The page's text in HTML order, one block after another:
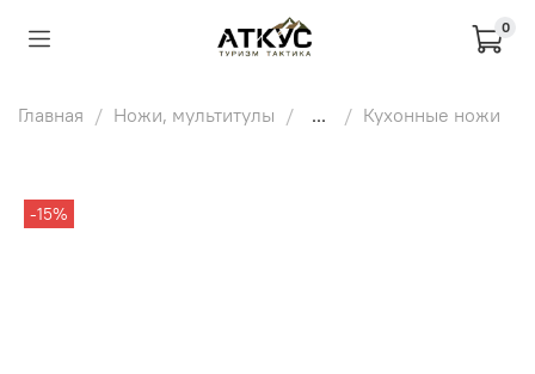
0
Главная Ножи, мультитулы ... Кухонные ножи
-15%